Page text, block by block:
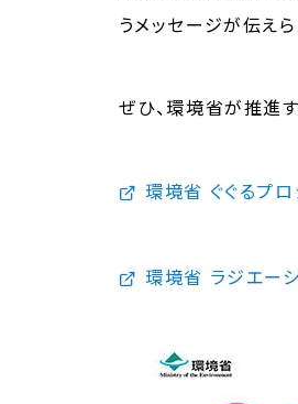
うメッセージが伝え
ぜひ、環境省が推進
環境省 ぐぐるプ
環境省 ラジエー